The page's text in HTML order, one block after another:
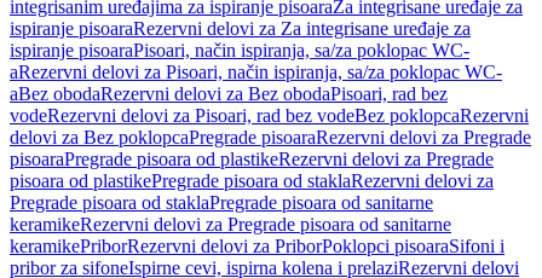
integrisanim uređajima za ispiranje pisoaraZa integrisane uređaje za
ispiranje pisoaraRezervni delovi za Za integrisane uređaje za
ispiranje pisoaraPisoari, način ispiranja, sa/za poklopac WC-
aRezervni delovi za Pisoari, način ispiranja, sa/za poklopac WC-
aBez obodaRezervni delovi za Bez obodaPisoari, rad bez
vodeRezervni delovi za Pisoari, rad bez vodeBez poklopcaRezervni
delovi za Bez poklopcaPregrade pisoaraRezervni delovi za Pregrade
pisoaraPregrade pisoara od plastikeRezervni delovi za Pregrade
pisoara od plastikePregrade pisoara od staklaRezervni delovi za
Pregrade pisoara od staklaPregrade pisoara od sanitarne
keramikeRezervni delovi za Pregrade pisoara od sanitarne
keramikePriborRezervni delovi za PriborPoklopci pisoaraSifoni i
pribor za sifoneIspirne cevi, ispirna kolena i prelaziRezervni delovi